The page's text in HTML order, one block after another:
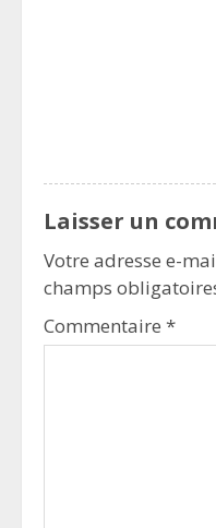
Laisser un
Votre adresse e-
champs
Commentaire *